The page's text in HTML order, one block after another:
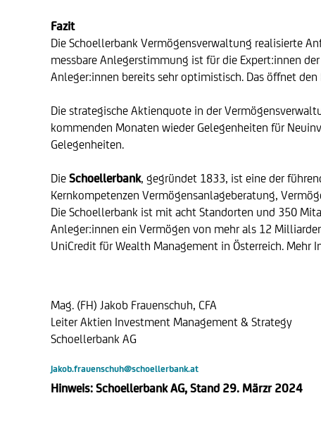
Fazit
Die Schoellerbank Vermögensverwaltung realisierte
messbare Anlegerstimmung ist für die Expert:innen
Anleger:innen bereits sehr optimistisch. Das öffnet
Die strategische Aktienquote in der
kommenden Monaten wieder Gelegenheiten für
Gelegenheiten.
Die Schoellerbank, gegründet 1833, ist eine der
Kernkompetenzen Vermögensanlageberatung,
Die Schoellerbank ist mit acht Standorten und 350
Anleger:innen ein Vermögen von mehr als 12
UniCredit für Wealth Management in Österreich.
Mag. (FH) Jakob Frauenschuh, CFA
Leiter Aktien Investment Management & Strategy
Schoellerbank AG
jakob.frauenschuh@schoellerbank.at
Hinweis: Schoellerbank AG, Stand 29. Märzr 2024